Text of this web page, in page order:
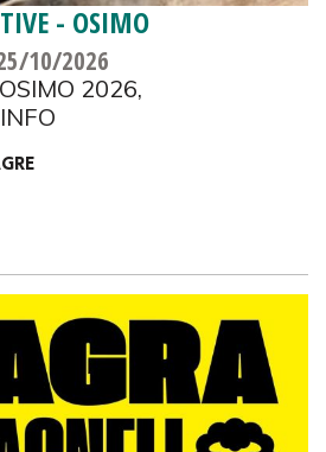
- OSIMO
10/2026
2026,